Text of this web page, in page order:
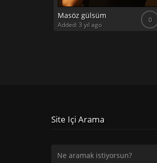
Masöz gülsüm 0
Added: 3 yıl ago
Site Içi Arama